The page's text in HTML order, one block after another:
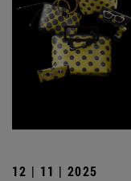
12 | 11 | 2025